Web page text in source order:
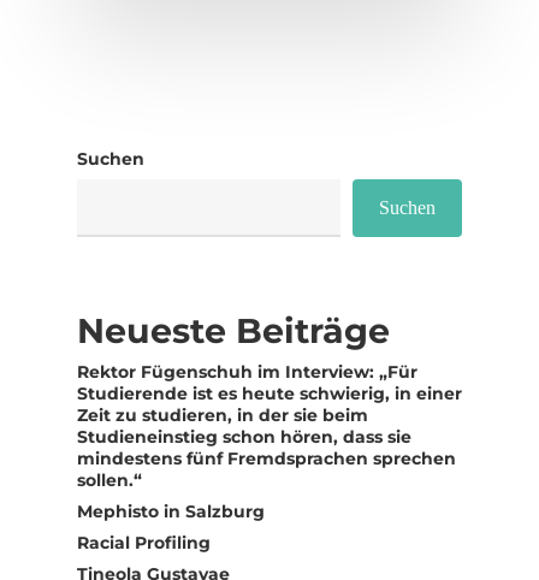
Suchen
Suchen
Neueste Beiträge
Rektor Fügenschuh im Interview: „Für
Studierende ist es heute schwierig, in einer
Zeit zu studieren, in der sie beim
Studieneinstieg schon hören, dass sie
mindestens fünf Fremdsprachen sprechen
sollen.“
Mephisto in Salzburg
Racial Profiling
Tineola Gustavae